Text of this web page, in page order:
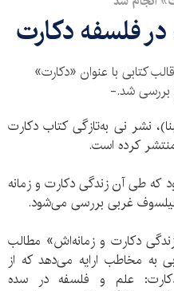
فلسفه دکارت
کتابی با عنوان «دکارت»
بررسی شد.-
نشر نی به‌تازگی کتاب دکارت
کرده است.
طی آن زندگی دکارت و زمانه
فیلسوف غربی بررسی می‌شود.
دکارت و زمانه‌اش» مطالب
به مخاطب ارایه می‌دهد که از
علم و فلسفه در سده